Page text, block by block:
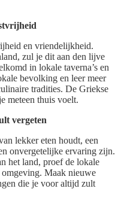
en vriendelijkheid.
zul je dit aan den lijve
in lokale taverna’s en
bevolking en leer meer
tradities. De Griekse
meteen thuis voelt.
vergeten
lekker eten houdt, een
onvergetelijke ervaring zijn.
het land, proef de lokale
omgeving. Maak nieuwe
die je voor altijd zult